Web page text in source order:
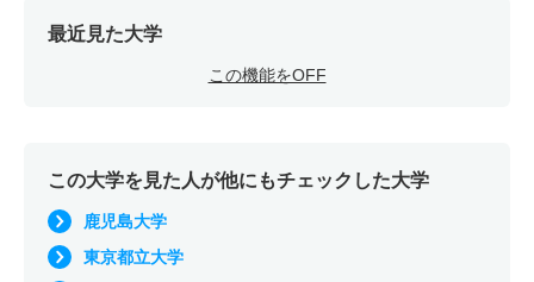
最近見た大学
この機能をOFF
この大学を見た人が他にもチェックした大学
鹿児島大学
東京都立大学